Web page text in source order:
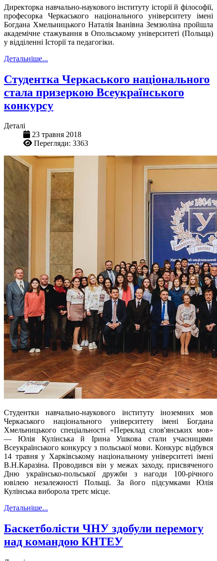
Директорка навчально-наукового інституту історіїй філософії,
професорка Черкаського національного університету імені
Богдана ХмельницькогоНаталія ІванівнаЗемзюлінапройшла
академічне стажування в Опольському університеті (Польща)
у відділенні Історії та педагогіки.
Детальніше...
Студентка Черкаського національного
стала призеркою Всеукраїнського
конкурсу
Деталі
23 травня 2018
Перегляди: 3363
Студенткинавчально-наукового інституту іноземних мов
Черкаського національного університету імені Богдана
Хмельницького спеціальності «Переклад слов'янських мов»
— Юлія Кулінська й Ірина Ушкова стали учасницями
Всеукраїнського конкурсу з польської мови. Конкурсвідбувся
14 травня у Харківському національному університеті імені
В.Н.Каразіна. Проводився він у межах заходу, присвяченого
Дню українсько-польської дружби з нагоди 100-річного
ювілею незалежності Польщі. За його підсумками Юлія
Кулінська виборола третє місце.
Детальніше...
Баскетболісти ЧНУ здобули перемогу
над командою КНТЕУ